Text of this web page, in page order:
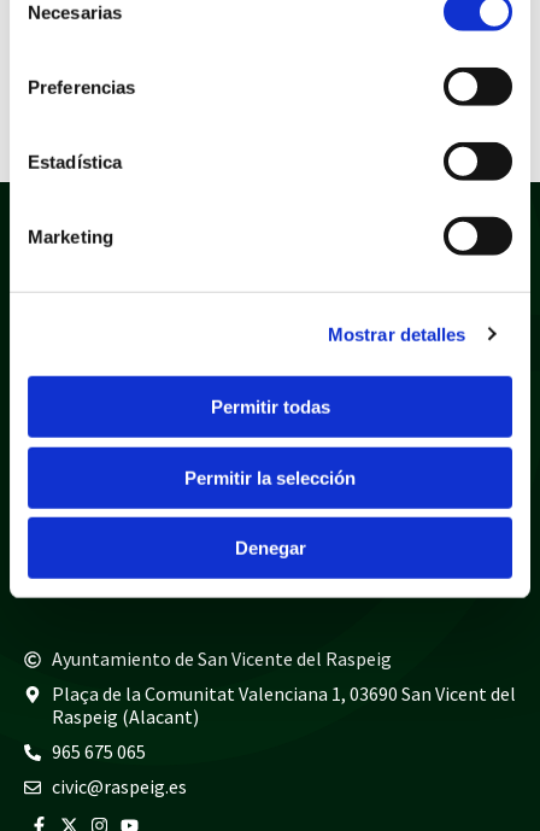
Necesarias
Preferencias
Estadística
Marketing
Mostrar detalles
Permitir todas
Permitir la selección
Denegar
Campaña de desbroce
Teléfonos de interés
Policía local
965 675 040
Ayuntamiento de San Vicente del Raspeig
Plaça de la Comunitat Valenciana 1, 03690 San Vicent del
Raspeig (Alacant)
965 675 065
civic@raspeig.es